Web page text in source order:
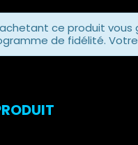
achetant ce produit vous
de fidélité.